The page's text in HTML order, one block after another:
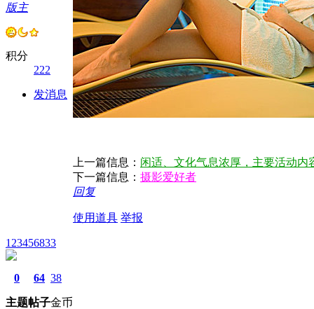
版主
积分
222
发消息
上一篇信息： 闲适、文化气息浓厚，主要活动
下一篇信息： 摄影爱好者
回复
使用道具 举报
123456833
0
主题
64
帖子
38
金币